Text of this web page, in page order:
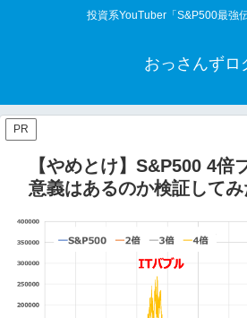
投資系YouTuber「S&P500最強
おっさんずロ
PR
【やめとけ】S&P500 4倍
意義はあるのか検証してみ